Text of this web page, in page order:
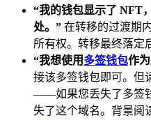
“我的钱包显示了 NFT
处。” 在转移的过渡期
所有权。转移最终落定
“我想使用 多签钱包作
接该多签钱包即可。但
——如果您丢失了多签
失了这个域名。背景阅